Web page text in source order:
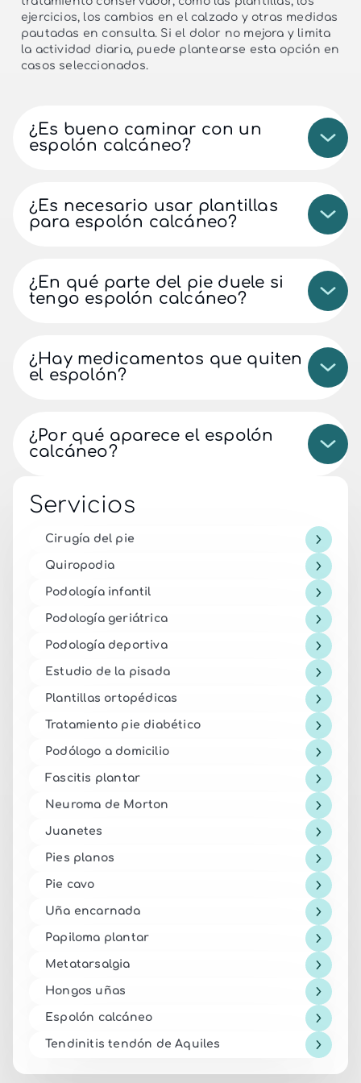
Servicios
Cirugía del pie
Quiropodia
Podología infantil
Podología geriátrica
Podología deportiva
Estudio de la pisada
Plantillas ortopédicas
Tratamiento pie diabético
Podólogo a domicilio
Fascitis plantar
Neuroma de Morton
Juanetes
Pies planos
Pie cavo
Uña encarnada
Papiloma plantar
Metatarsalgia
Hongos uñas
Espolón calcáneo
Tendinitis tendón de Aquiles
ejercicios, los cambios en el calzado y otras medidas
pautadas en consulta. Si el dolor no mejora y limita
la actividad diaria, puede plantearse esta opción en
casos seleccionados.
¿Es bueno caminar con un
espolón calcáneo?
¿Es necesario usar plantillas
para espolón calcáneo?
¿En qué parte del pie duele si
tengo espolón calcáneo?
¿Hay medicamentos que quiten
el espolón?
¿Por qué aparece el espolón
calcáneo?